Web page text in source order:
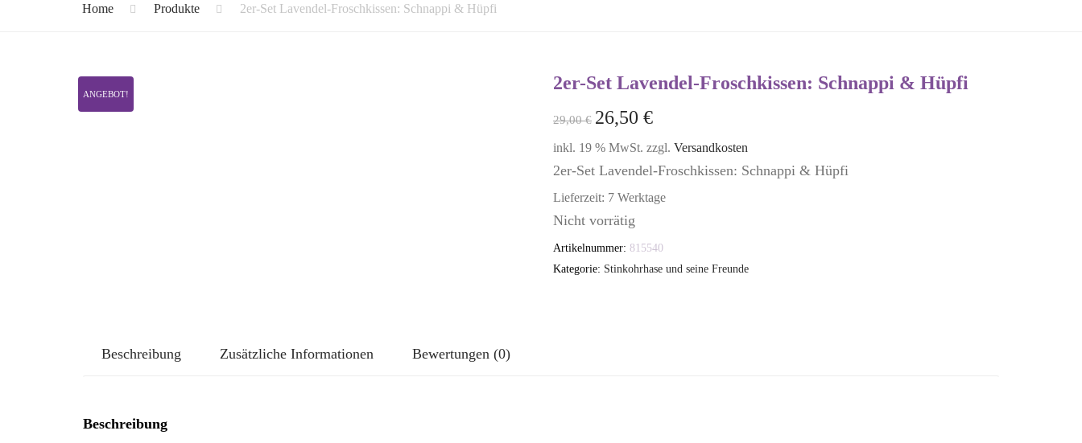
ZU ZWEIT
Home Produkte 2er-Set Lavendel-Froschkissen: Schnappi & Hüpfi
ANGEBOT!
2er-Set Lavendel-Froschkissen: Schnappi & Hüpfi
29,00€ 26,50 €
inkl. 19 % MwSt. zzgl. Versandkosten
2er-Set Lavendel-Froschkissen: Schnappi & Hüpfi
Lieferzeit: 7 Werktage
Nicht vorrätig
Artikelnummer: 815540
Kategorie: Stinkohrhase und seine Freunde
Beschreibung Zusätzliche Informationen Bewertungen (0)
Beschreibung